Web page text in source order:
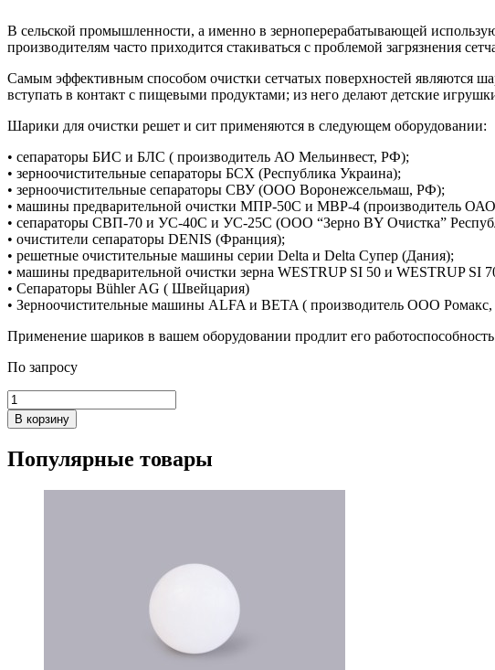
В сельской промышленности, а именно в зерноперерабатывающей
производителям часто приходится стакиваться с проблемой загрязнения
Самым эффективным способом очистки сетчатых поверхностей являются
вступать в контакт с пищевыми продуктами; из него делают детские
Шарики для очистки решет и сит применяются в следующем оборудовании:
• сепараторы БИС и БЛС ( производитель АО Мельинвест, РФ);
• зерноочистительные сепараторы БСХ (Республика Украина);
• зерноочистительные сепараторы СВУ (ООО Воронежсельмаш, РФ);
• машины предварительной очистки МПР-50С и МВР-4 (производитель
• сепараторы CВП-70 и УС-40С и УС-25С (ООО “Зерно BY Очистка”
• очистители сепараторы DENIS (Франция);
• решетные очистительные машины серии Delta и Delta Супер (Дания);
• машины предварительной очистки зерна WESTRUP SI 50 и WESTRUP SI
• Сепараторы Bühler AG ( Швейцария)
• Зерноочистительные машины ALFA и BETA ( производитель ООО
Применение шариков в вашем оборудовании продлит его
По запросу
Количество
товара
Шарик
Ø
В корзину
Популярные товары